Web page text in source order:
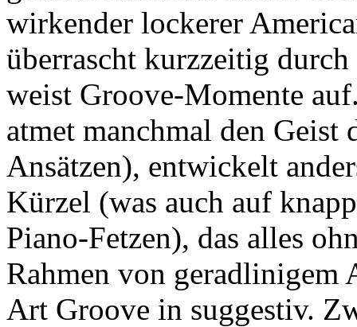
wirkender lockerer
überrascht kurzzeitig
weist Groove-Momente
atmet manchmal den
Ansätzen), entwickelt
Kürzel (was auch auf
Piano-Fetzen), das alles
Rahmen von geradlinigem
Art Groove in suggestiv.